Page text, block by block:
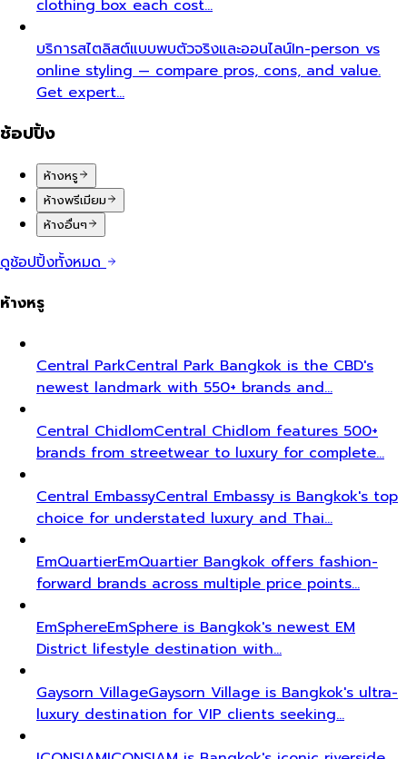
clothing box each cost…
บริการสไตลิสต์แบบพบตัวจริงและออนไลน์In-person vs
online styling — compare pros, cons, and value.
Get expert…
ช้อปปิ้ง
ห้างหรู
ห้างพรีเมียม
ห้างอื่นๆ
ดูช้อปปิ้งทั้งหมด
ห้างหรู
Central ParkCentral Park Bangkok is the CBD's
newest landmark with 550+ brands and…
Central ChidlomCentral Chidlom features 500+
brands from streetwear to luxury for complete…
Central EmbassyCentral Embassy is Bangkok's top
choice for understated luxury and Thai…
EmQuartierEmQuartier Bangkok offers fashion-
forward brands across multiple price points…
EmSphereEmSphere is Bangkok's newest EM
District lifestyle destination with…
Gaysorn VillageGaysorn Village is Bangkok's ultra-
luxury destination for VIP clients seeking…